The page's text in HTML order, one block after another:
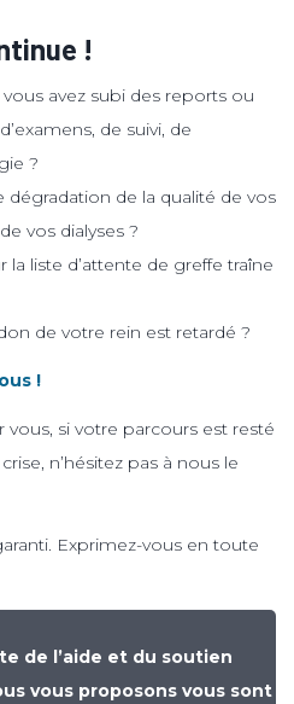
!
vous avez subi des reports ou
de suivi, de
?
dégradation de la qualité de vos
vos dialyses ?
la liste d’attente de greffe traîne
de votre rein est retardé ?
!
vous, si votre parcours est resté
n’hésitez pas à nous le
Exprimez-vous en toute
de l’aide et du soutien
vous proposons vous sont